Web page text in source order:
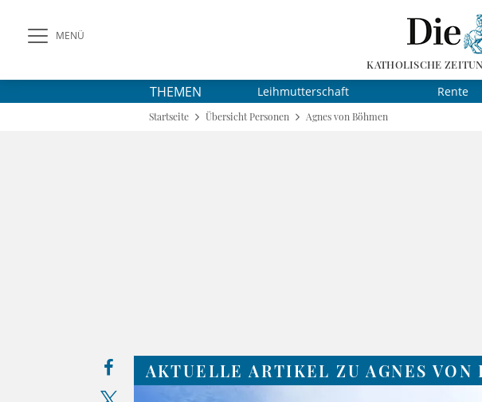
MENÜ
KATHOLISCHE
THEMEN Leihmutterschaft Rente
Startseite Übersicht Personen Agnes von Böhmen
AKTUELLE ARTIKEL ZU AGNES VON